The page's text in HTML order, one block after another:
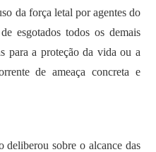
da força letal por agentes do
esgotados todos os demais
para a proteção da vida ou a
de ameaça concreta e
deliberou sobre o alcance das